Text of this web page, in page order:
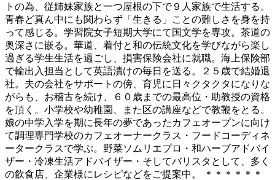
トの為、従姉妹家族と一つ屋根の下で９人家族で生活する。
青春ど真ん中にも関わらず「生きる」ことの難しさを身を持
って感じる。学習院女子短期大学にて国文学を専攻。茶道の
奥深さに嵌る。華道、着付と和の伝統文化を学びながら楽し
過ぎる学生生活を過ごし、損害保険会社に就職。海上保険部
で輸出入担当として英語漬けの毎日を送る。２５歳で結婚退
社。夫の会社をサポートの傍、育児に日々クタクタになりな
がらも、お稽古を続け、６０歳までの最高位・助教授の資格
を頂く。小学校や幼稚園、また区の講座などで教鞭をとる。
娘の中学入学を期に長年の夢であったカフェオープンに向け
て調理専門学校のカフェオーナークラス・フードコーディネ
ータークラスで学ぶ。野菜ソムリエプロ・和ハーブアドバイ
ザー・冷凍生活アドバイザー・そしてバリスタとして、多く
の飲食店、企業様にレシピなどをご提案中。 ＊＊＊＊＊＊